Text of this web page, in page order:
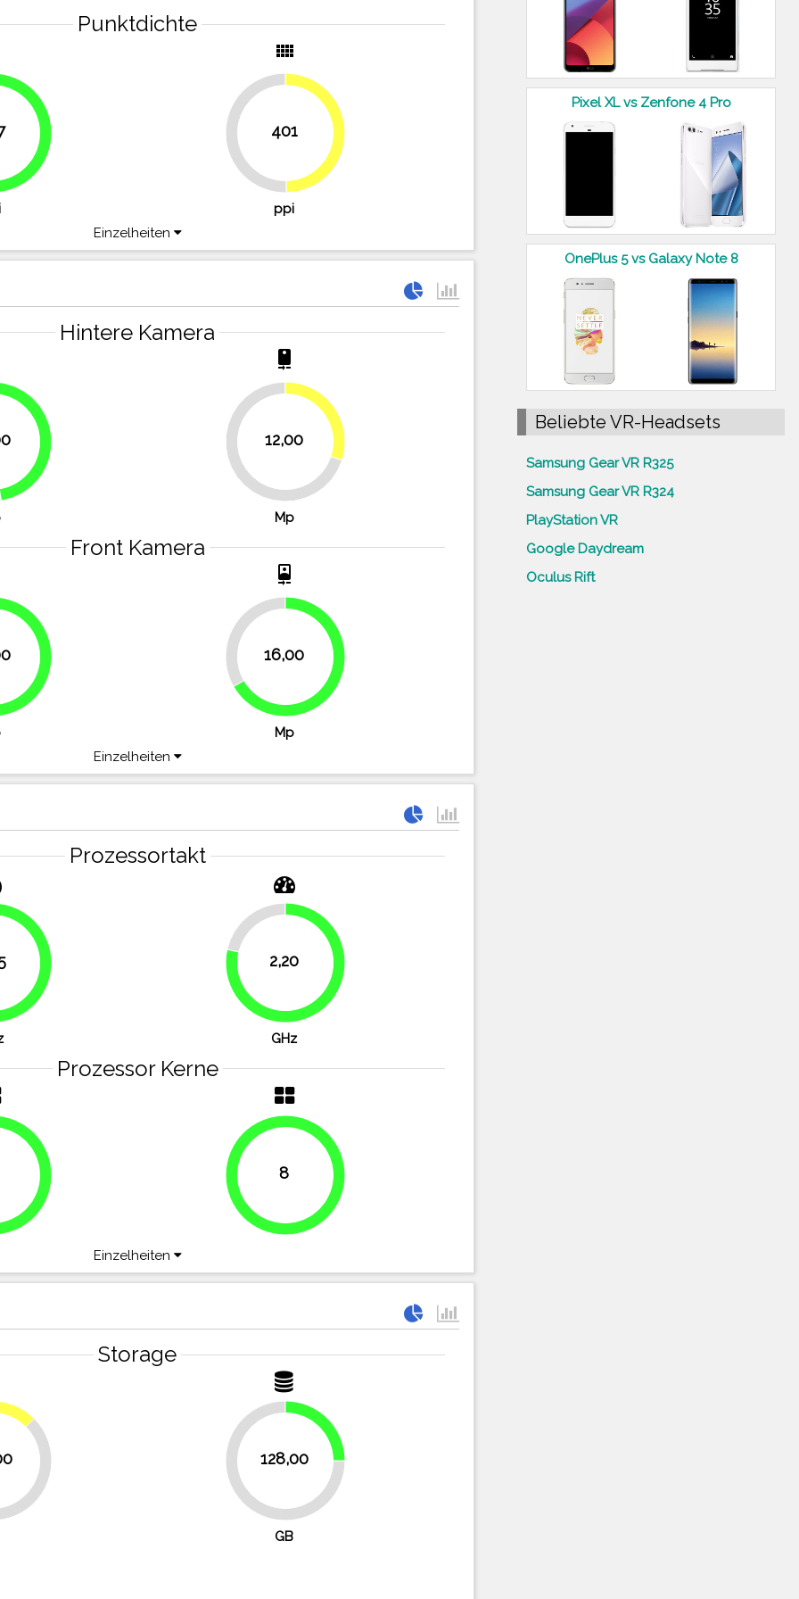
Punktdichte
view_comfy
401 49.7%
ppi
Einzelheiten
Hintere Kamera
47.5%
camera_rear
12,00
70%
30%
Mp
Front Kamera
54.2%
camera_front
16,00
33.3%
66.7%
Mp
Einzelheiten
Prozessortakt
87.5%
2,20
21.4%
78.6%
GHz
Prozessor Kerne
8
100%
Einzelheiten
Storage
12.5%
128,00
75%
25%
GB
Pixel XL vs Zenfone 4 Pro
OnePlus 5 vs Galaxy Note 8
Beliebte VR-Headsets
Samsung Gear VR R325
Samsung Gear VR R324
PlayStation VR
Google Daydream
Oculus Rift